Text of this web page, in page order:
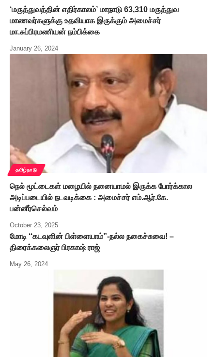
‘மருத்துவத்தின் எதிர்காலம்’ மாநாடு 63,310 மருத்துவ
மாணவர்களுக்கு உதவியாக இருக்கும் அமைச்சர்
மா.சுப்பிரமணியன் நம்பிக்கை
January 26, 2024
தமிழ்நாடு
நெல் மூட்டைகள் மழையில் நனையாமல் இருக்க போர்க்கால
அடிப்படையில் நடவடிக்கை : அமைச்சர் எம்.ஆர்.கே.
பன்னீர்செல்வம்
October 23, 2025
மோடி ‘‘கடவுளின் பிள்ளையாம்”-நல்ல நகைச்சுவை! –
திரைக்கலைஞர் பிரகாஷ் ராஜ்
May 26, 2024